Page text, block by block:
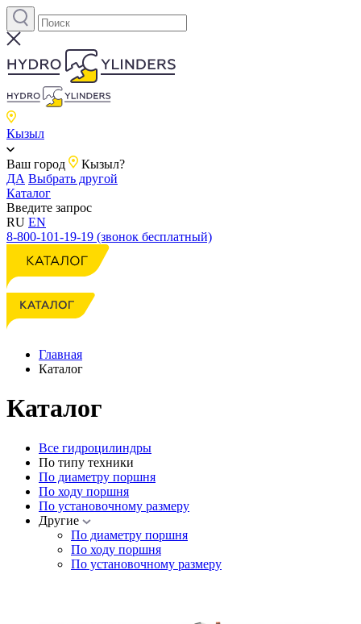
Кызыл
Ваш город
Кызыл?
ДА Выбрать другой
Каталог
Введите запрос
RU EN
8-800-101-19-19 (звонок бесплатный)
Главная
Каталог
Каталог
Все гидроцилиндры
По типу техники
По диаметру поршня
По ходу поршня
По установочному размеру
Другие
По диаметру поршня
По ходу поршня
По установочному размеру